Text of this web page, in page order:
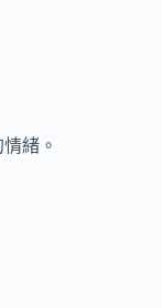
緒。